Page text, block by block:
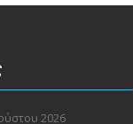
2026